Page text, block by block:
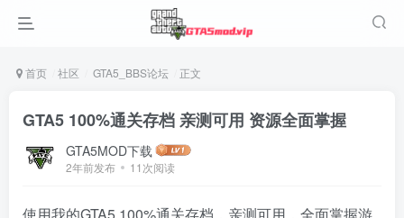
首页 社区 GTA5_BBS论坛 正文
GTA5 100%通关存档 亲测可用 资源全面掌握
GTA5MOD下载
2年前发布 11次阅读